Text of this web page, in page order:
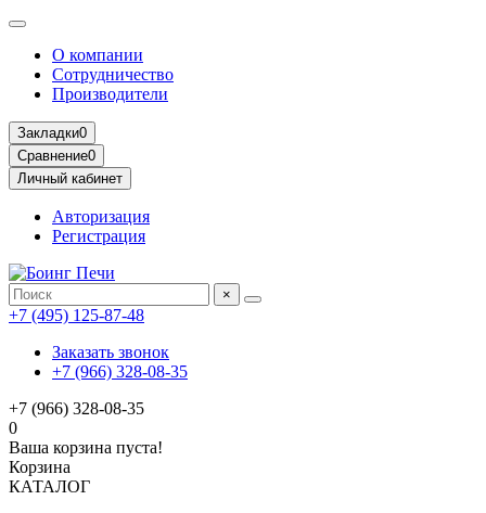
О компании
Сотрудничество
Производители
Закладки0
Сравнение0
Личный кабинет
Авторизация
Регистрация
×
+7 (495) 125-87-48
Заказать звонок
+7 (966) 328-08-35
+7 (966) 328-08-35
0
Ваша корзина пуста!
Корзина
КАТАЛОГ